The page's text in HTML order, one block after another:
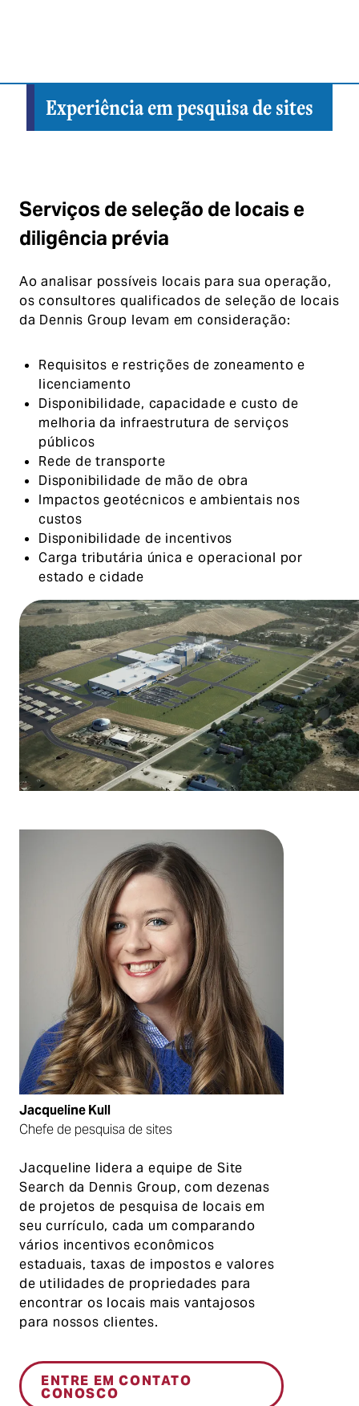
Experiência em pesquisa de sites
Serviços de seleção de locais e
diligência prévia
Ao analisar possíveis locais para sua operação,
os consultores qualificados de seleção de locais
da Dennis Group levam em consideração:
Requisitos e restrições de zoneamento e
licenciamento
Disponibilidade, capacidade e custo de
melhoria da infraestrutura de serviços
públicos
Rede de transporte
Disponibilidade de mão de obra
Impactos geotécnicos e ambientais nos
custos
Disponibilidade de incentivos
Carga tributária única e operacional por
estado e cidade
Jacqueline Kull
Chefe de pesquisa de sites
Jacqueline lidera a equipe de Site
Search da Dennis Group, com dezenas
de projetos de pesquisa de locais em
seu currículo, cada um comparando
vários incentivos econômicos
estaduais, taxas de impostos e valores
de utilidades de propriedades para
encontrar os locais mais vantajosos
para nossos clientes.
ENTRE EM CONTATO
CONOSCO